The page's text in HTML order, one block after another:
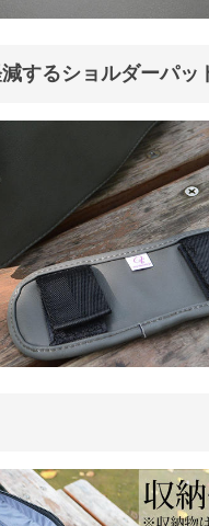
するショルダーパッ